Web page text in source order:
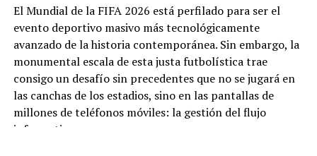
El Mundial de la FIFA 2026 está perfilado para ser el
evento deportivo masivo más tecnológicamente
avanzado de la historia contemporánea. Sin embargo, la
monumental escala de esta justa futbolística trae
consigo un desafío sin precedentes que no se jugará en
las canchas de los estadios, sino en las pantallas de
millones de teléfonos móviles: la gestión del flujo
informativo.